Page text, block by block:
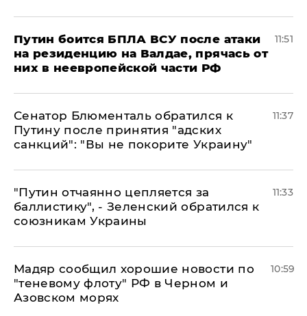
Путин боится БПЛА ВСУ после атаки
на резиденцию на Валдае, прячась от
них в неевропейской части РФ
11:51
Сенатор Блюменталь обратился к
Путину после принятия "адских
санкций": "Вы не покорите Украину"
11:37
"Путин отчаянно цепляется за
баллистику", - Зеленский обратился к
союзникам Украины
11:33
Мадяр сообщил хорошие новости по
"теневому флоту" РФ в Черном и
Азовском морях
10:59